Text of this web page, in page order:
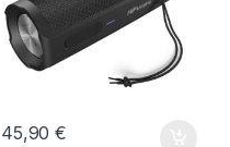
45,90€